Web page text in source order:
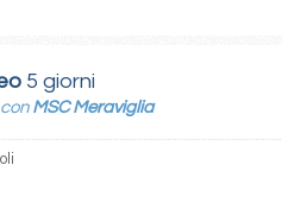
5 giorni
MSC Meraviglia